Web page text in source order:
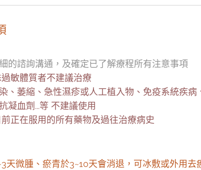
的諮詢溝通，及確定已了解療程所有注意事項
敏體質者不建議治療
、萎縮、急性濕疹或人工植入物、免疫系統疾
凝血劑...等 不建議使用
正在服用的所有藥物及過往治療病史
天微腫、瘀青於3~10天會消退，可冰敷或外用去